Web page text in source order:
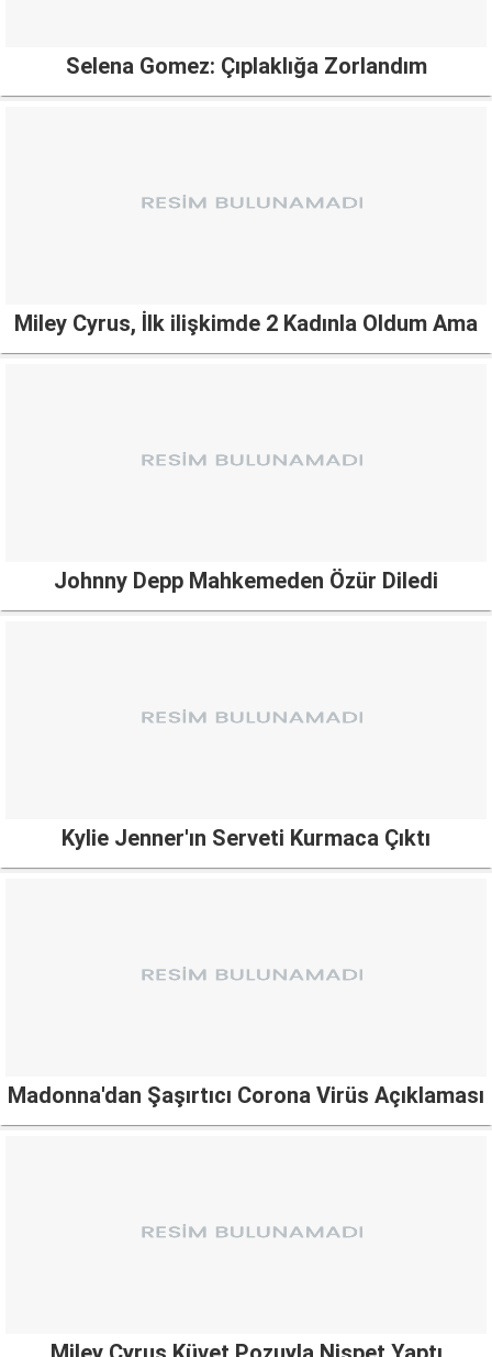
Selena Gomez: Çıplaklığa Zorlandım
Miley Cyrus, İlk ilişkimde 2 Kadınla Oldum Ama
Johnny Depp Mahkemeden Özür Diledi
Kylie Jenner'ın Serveti Kurmaca Çıktı
Madonna'dan Şaşırtıcı Corona Virüs Açıklaması